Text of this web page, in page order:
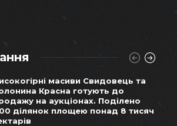
масиви Свидовець та
Красна готують до
на аукціонах. Поділено
ділянок площею понад 8 тисяч